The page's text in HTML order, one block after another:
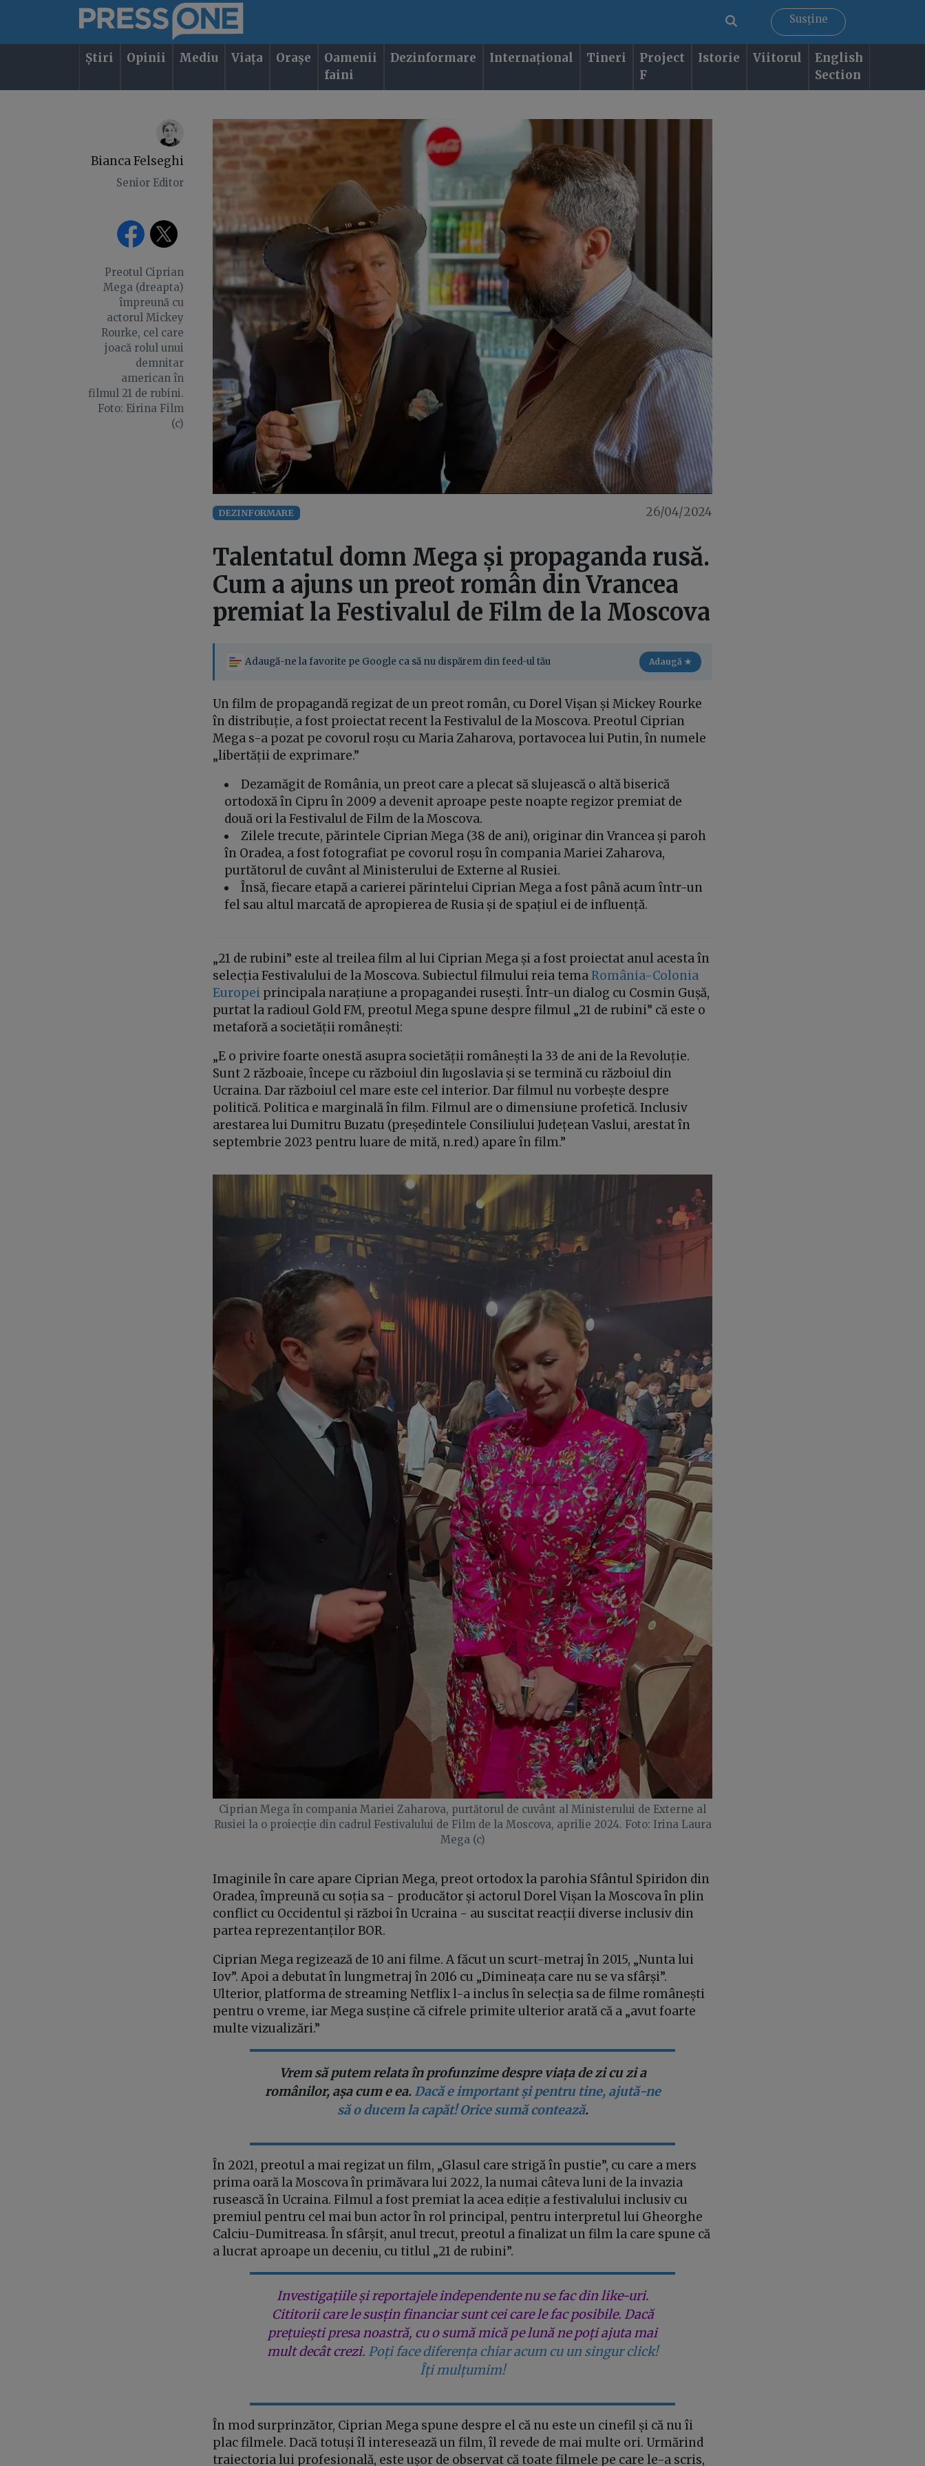
Susține
Știri Opinii Mediu Viața Orașe
Oamenii
faini
Dezinformare Internațional Tineri
Project
F
Istorie Viitorul
English
Section
Bianca Felseghi
Senior Editor
Preotul Ciprian
Mega (dreapta)
împreună cu
actorul Mickey
Rourke, cel care
joacă rolul unui
demnitar
american în
filmul 21 de rubini.
Foto: Eirina Film
(c)
DEZINFORMARE 26/04/2024
Talentatul domn Mega și propaganda rusă.
Cum a ajuns un preot român din Vrancea
premiat la Festivalul de Film de la Moscova
Adaugă-ne la favorite pe Google ca să nu dispărem din feed-ul tău Adaugă ★
Un film de propagandă regizat de un preot român, cu Dorel Vișan și Mickey Rourke
în distribuție, a fost proiectat recent la Festivalul de la Moscova. Preotul Ciprian
Mega s-a pozat pe covorul roșu cu Maria Zaharova, portavocea lui Putin, în numele
„libertății de exprimare.”
Dezamăgit de România, un preot care a plecat să slujească o altă biserică
ortodoxă în Cipru în 2009 a devenit aproape peste noapte regizor premiat de
două ori la Festivalul de Film de la Moscova.
Zilele trecute, părintele Ciprian Mega (38 de ani), originar din Vrancea și paroh
în Oradea, a fost fotografiat pe covorul roșu în compania Mariei Zaharova,
purtătorul de cuvânt al Ministerului de Externe al Rusiei.
Însă, fiecare etapă a carierei părintelui Ciprian Mega a fost până acum într-un
fel sau altul marcată de apropierea de Rusia și de spațiul ei de influență.
„21 de rubini” este al treilea film al lui Ciprian Mega și a fost proiectat anul acesta în
selecția Festivalului de la Moscova. Subiectul filmului reia temaRomânia-Colonia
Europei principala narațiune a propagandei rusești. Într-un dialog cu Cosmin Gușă,
purtat la radioul Gold FM, preotul Mega spune despre filmul „21 de rubini” că este o
metaforă a societății românești:
„E o privire foarte onestă asupra societății românești la 33 de ani de la Revoluție.
Sunt 2 războaie, începe cu războiul din Iugoslavia și se termină cu războiul din
Ucraina. Dar războiul cel mare este cel interior. Dar filmul nu vorbește despre
politică. Politica e marginală în film. Filmul are o dimensiune profetică. Inclusiv
arestarea lui Dumitru Buzatu (președintele Consiliului Județean Vaslui, arestat în
septembrie 2023 pentru luare de mită, n.red.) apare în film.”
Ciprian Mega în compania Mariei Zaharova, purtătorul de cuvânt al Ministerului de Externe al
Rusiei la o proiecție din cadrul Festivalului de Film de la Moscova, aprilie 2024. Foto: Irina Laura
Mega (c)
Imaginile în care apare Ciprian Mega, preot ortodox la parohia Sfântul Spiridon din
Oradea, împreună cu soția sa - producător și actorul Dorel Vișan la Moscova în plin
conflict cu Occidentul și război în Ucraina - au suscitat reacții diverse inclusiv din
partea reprezentanților BOR.
Ciprian Mega regizează de 10 ani filme. A făcut un scurt-metraj în 2015, „Nunta lui
Iov”. Apoi a debutat în lungmetraj în 2016 cu „Dimineața care nu se va sfârși”.
Ulterior, platforma de streaming Netflix l-a inclus în selecția sa de filme românești
pentru o vreme, iar Mega susține că cifrele primite ulterior arată că a „avut foarte
multe vizualizări.”
Vrem să putem relata în profunzime despre viața de zi cu zi a
românilor, așa cum e ea. Dacă e important și pentru tine, ajută-ne
să o ducem la capăt! Orice sumă contează.
În 2021, preotul a mai regizat un film, „Glasul care strigă în pustie”, cu care a mers
prima oară la Moscova în primăvara lui 2022, la numai câteva luni de la invazia
rusească în Ucraina. Filmul a fost premiat la acea ediție a festivalului inclusiv cu
premiul pentru cel mai bun actor în rol principal, pentru interpretul lui Gheorghe
Calciu-Dumitreasa. În sfârșit, anul trecut, preotul a finalizat un film la care spune că
a lucrat aproape un deceniu, cu titlul „21 de rubini”.
Investigațiile și reportajele independente nu se fac din like-uri.
Cititorii care le susțin financiar sunt cei care le fac posibile. Dacă
prețuiești presa noastră, cu o sumă mică pe lună ne poți ajuta mai
mult decât crezi. Poți face diferența chiar acum cu un singur click!
Îți mulțumim!
În mod surprinzător, Ciprian Mega spune despre el că nu este un cinefil și că nu îi
plac filmele. Dacă totuși îl interesează un film, îl revede de mai multe ori. Urmărind
traiectoria lui profesională, este ușor de observat că toate filmele pe care le-a scris,